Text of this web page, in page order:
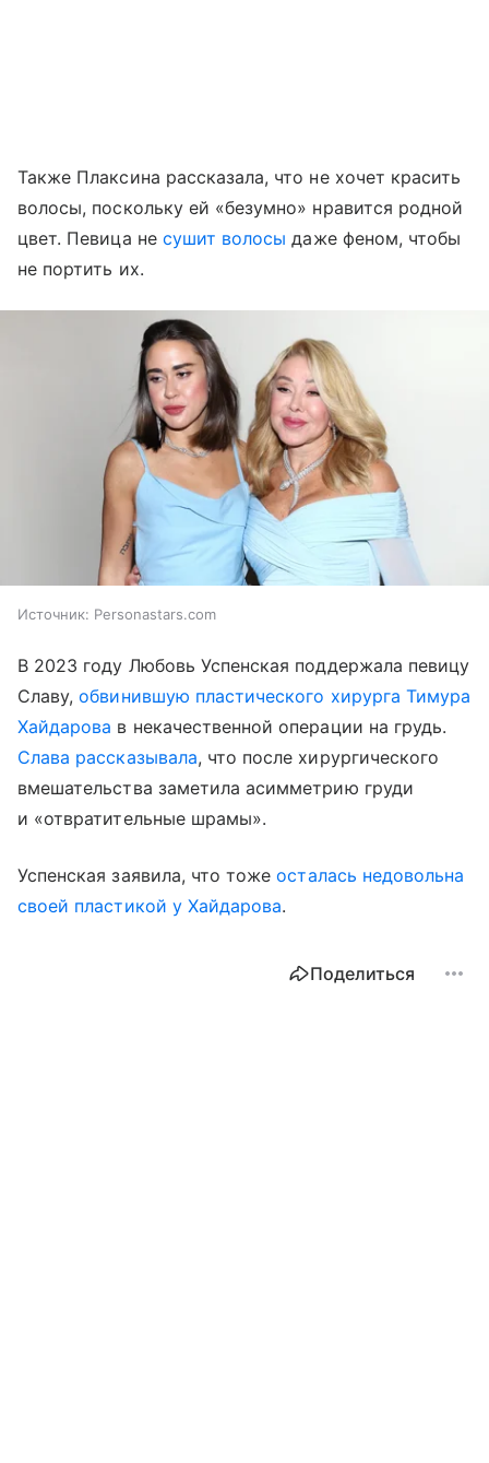
Также Плаксина рассказала, что не хочет красить
волосы, поскольку ей «безумно» нравится родной
цвет. Певица не сушит волосы даже феном, чтобы
не портить их.
Источник: Personastars.com
В 2023 году Любовь Успенская поддержала певицу
Славу,обвинившую пластического хирурга Тимура
Хайдарова в некачественной операции на грудь.
Слава рассказывала, что после хирургического
вмешательства заметила асимметрию груди
и «отвратительные шрамы».
Успенская заявила, что тожеосталась недовольна
своей пластикой у Хайдарова.
Поделиться